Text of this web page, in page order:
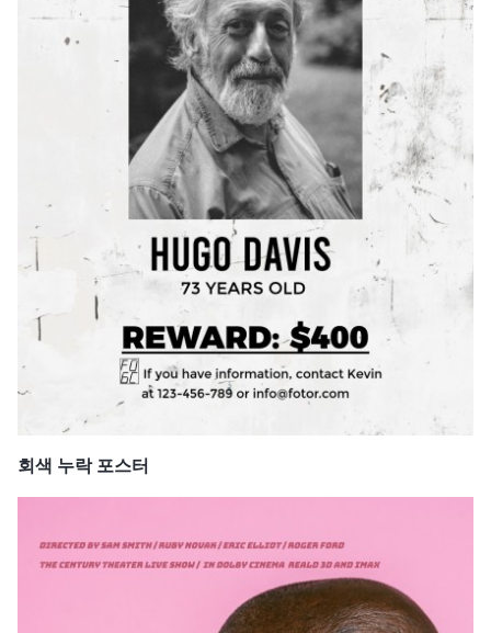
회색 누락 포스터